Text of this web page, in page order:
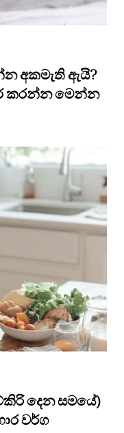
අකමැති ඇයි?
කරන්න මෙන්න
දෙන සමයේ)
වර්ග